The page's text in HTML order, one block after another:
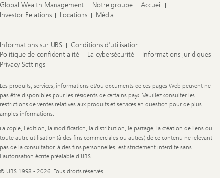
Global Wealth Management
Notre groupe
Accueil
Investor Relations
Locations Média
Informations sur UBS
Conditions d'utilisation
Politique de confidentialité
La cybersécurité
Informations juridiques
Privacy Settings
Legal
Information
Les produits, services, informations et/ou documents de ces pages Web peuvent ne
pas être disponibles pour les résidents de certains pays. Veuillez consulter les
restrictions de ventes relatives aux produits et services en question pour de plus
amples informations.
La copie, l'édition, la modification, la distribution, le partage, la création de liens ou
toute autre utilisation (à des fins commerciales ou autres) de ce contenu ne relevant
pas de la consultation à des fins personnelles, est strictement interdite sans
l'autorisation écrite préalable d'UBS.
© UBS 1998 - 2026. Tous droits réservés.